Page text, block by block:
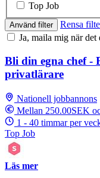
Top Job
Använd filter
Rensa
Ja, maila mig när
Bli din egna chef -
privatlärare
Nationell jobbannons
Mellan 250.00SEK
1 - 40 timmar per
Top Job
Läs mer